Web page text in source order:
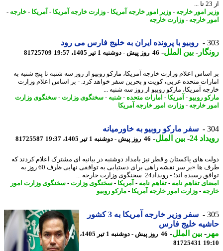
امور خارجه-وزیر امور خارجه آمریکا- وزارت خارجه آمریکا- آمریکا- خارجه-
خارجه-وزارت خارجه
روبیو با پرونده ایران به خلیج فارس می رود
-بین الملل-46 روز پیش - دوشنبه 1 تیر 1405، 19:57 81725709
اعلام وزارت خارجه آمریکا، مارکو روبیو از روز سه شنبه تا پنج شنبه به
متحده عربی، کویت و بحرین سفر خواهد کرد. - بر اساس اعلام وزارت
آمریکا، مارکو روبیو از روز سه شنبه ...
روبیو -آمریکا- امارات متحده-شنبه-سخنگوی وزارت - سخنگوی وزارت
خارجه-وزارت امور خارجه آمریکا
سفر مارکو روبیو به خاورمیانه
24
-بین الملل-46 روز پیش - دوشنبه 1 تیر 1405، 19:37 81725587
های پاکستان و قطر نیز بامداد دوشنبه در بیانیه ای مشترک اعلام کردند که
طرف ها «بر سر نقشه راهی برای دستیابی به توافقی نهایی ظرف 60 روز به
اند؛ - رویداد24 سخنگوی وزارت خارجه ...
تفاهم نامه -تفاهم نامه -آمریکا- سخنگوی وزارت - سخنگوی وزارت امور
-وزارت امور خارجه آمریکا- مارکو روبیو
سفر وزیر خارجه آمریکا به 3 کشور
خلیج فارس
-بین الملل-
46 روز پیش - دوشنبه 1 تیر 1405،
81725431